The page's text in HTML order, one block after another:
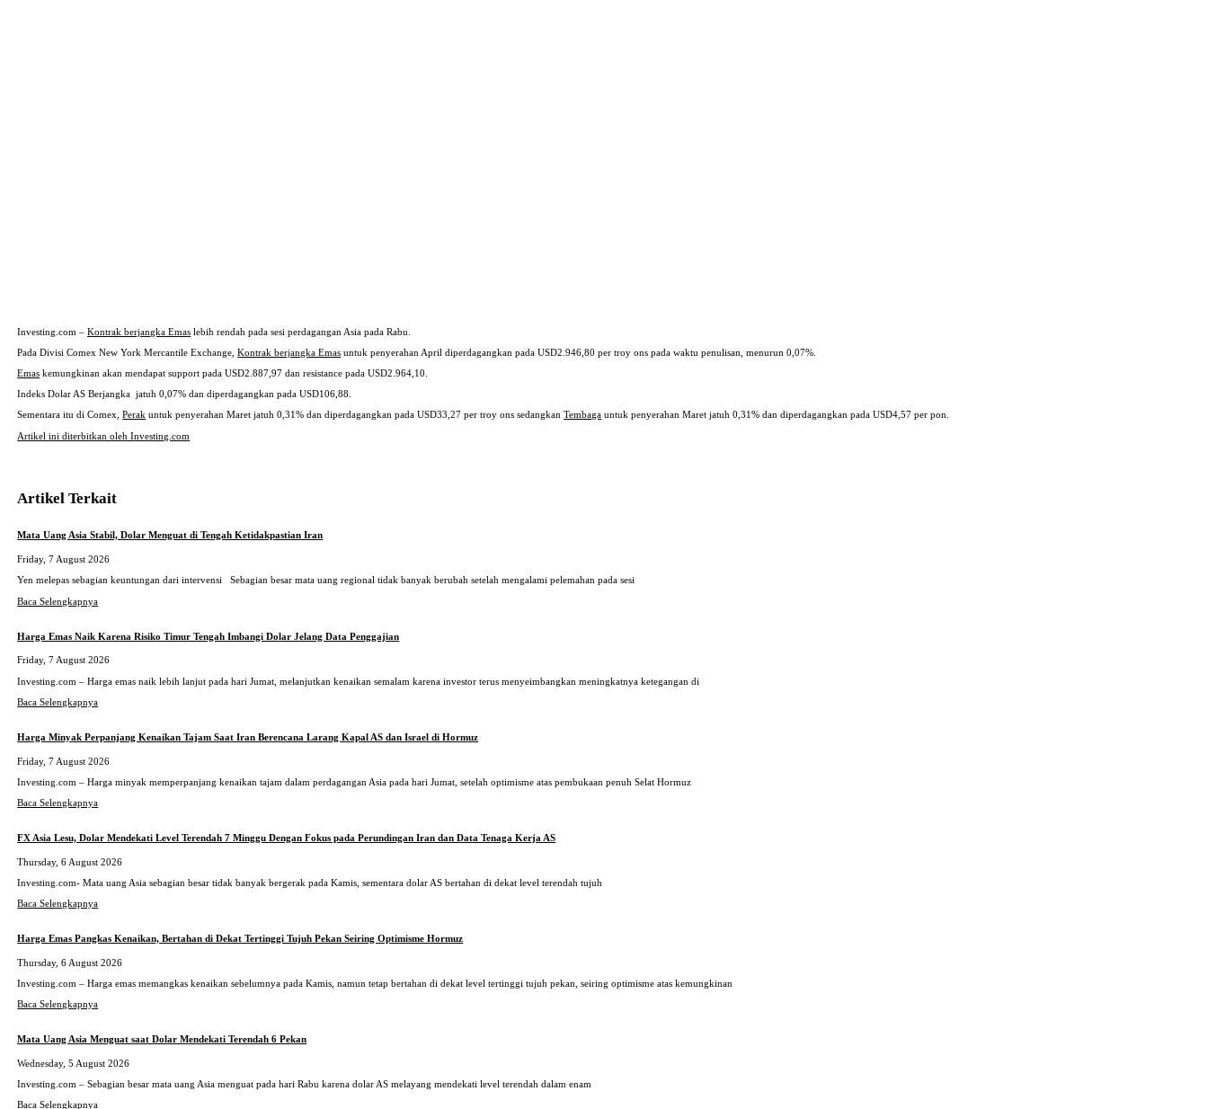
Investing.com –Kontrak berjangka Emas lebih rendah pada sesi perdagangan Asia pada Rabu.
Pada Divisi Comex New York Mercantile Exchange,Kontrak berjangka Emas untuk penyerahan April diperdagangkan pada USD2.946,80 per troy ons pada waktu penulisan, menurun 0,07%.
Emas kemungkinan akan mendapat support pada USD2.887,97 dan resistance pada USD2.964,10.
Indeks Dolar AS Berjangka jatuh 0,07% dan diperdagangkan pada USD106,88.
Sementara itu di Comex,Perak untuk penyerahan Maret jatuh 0,31% dan diperdagangkan pada USD33,27 per troy ons sedangkanTembaga untuk penyerahan Maret jatuh 0,31% dan diperdagangkan pada USD4,57 per pon.
Artikel ini diterbitkan oleh Investing.com
Artikel Terkait
Mata Uang Asia Stabil, Dolar Menguat di Tengah Ketidakpastian Iran
Friday, 7 August 2026
Yen melepas sebagian keuntungan dari intervensi Sebagian besar mata uang regional tidak banyak berubah setelah mengalami pelemahan pada sesi
Baca Selengkapnya
Harga Emas Naik Karena Risiko Timur Tengah Imbangi Dolar Jelang Data Penggajian
Friday, 7 August 2026
Investing.com – Harga emas naik lebih lanjut pada hari Jumat, melanjutkan kenaikan semalam karena investor terus menyeimbangkan meningkatnya ketegangan di
Baca Selengkapnya
Harga Minyak Perpanjang Kenaikan Tajam Saat Iran Berencana Larang Kapal AS dan Israel di Hormuz
Friday, 7 August 2026
Investing.com – Harga minyak memperpanjang kenaikan tajam dalam perdagangan Asia pada hari Jumat, setelah optimisme atas pembukaan penuh Selat Hormuz
Baca Selengkapnya
FX Asia Lesu, Dolar Mendekati Level Terendah 7 Minggu Dengan Fokus pada Perundingan Iran dan Data Tenaga Kerja AS
Thursday, 6 August 2026
Investing.com- Mata uang Asia sebagian besar tidak banyak bergerak pada Kamis, sementara dolar AS bertahan di dekat level terendah tujuh
Baca Selengkapnya
Harga Emas Pangkas Kenaikan, Bertahan di Dekat Tertinggi Tujuh Pekan Seiring Optimisme Hormuz
Thursday, 6 August 2026
Investing.com – Harga emas memangkas kenaikan sebelumnya pada Kamis, namun tetap bertahan di dekat level tertinggi tujuh pekan, seiring optimisme atas kemungkinan
Baca Selengkapnya
Mata Uang Asia Menguat saat Dolar Mendekati Terendah 6 Pekan
Wednesday, 5 August 2026
Investing.com – Sebagian besar mata uang Asia menguat pada hari Rabu karena dolar AS melayang mendekati level terendah dalam enam
Baca Selengkapnya